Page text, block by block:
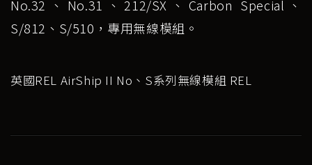
No.32、No.31、212/SX、Carbon Special、
S/812、S/510，專用無線模組。
英國REL AirShip II No、S系列無線模組 REL